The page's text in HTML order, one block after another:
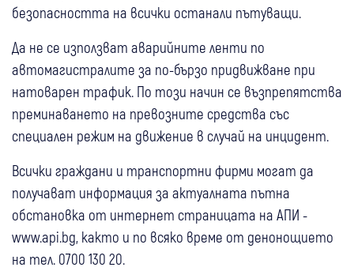
безопасността на всички останали пътуващи.
Да не се използват аварийните ленти по
автомагистралите за по-бързо придвижване при
натоварен трафик. По този начин се възпрепятства
преминаването на превозните средства със
специален режим на движение в случай на инцидент.
Всички граждани и транспортни фирми могат да
получават информация за актуалната пътна
обстановка от интернет страницата на АПИ -
www.api.bg, както и по всяко време от денонощието
на тел. 0700 130 20.